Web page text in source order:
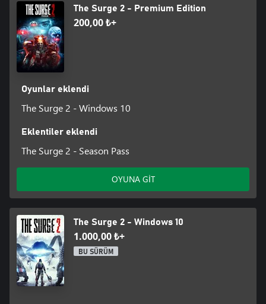
The Surge 2 - Premium Edition
200,00 ₺+
Oyunlar eklendi
The Surge 2 - Windows 10
Eklentiler eklendi
The Surge 2 - Season Pass
OYUNA GİT
The Surge 2 - Windows 10
1.000,00 ₺+
BU SÜRÜM